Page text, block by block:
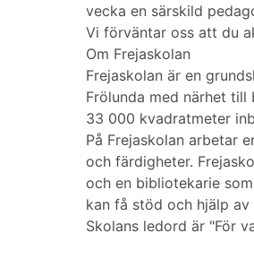
vecka en särskild
Vi förväntar oss att du
Om Frejaskolan
Frejaskolan är en
Frölunda med närhet
33 000 kvadratmeter
På Frejaskolan arbetar
och färdigheter.
och en bibliotekarie
kan få stöd och hjälp av
Skolans ledord är "För